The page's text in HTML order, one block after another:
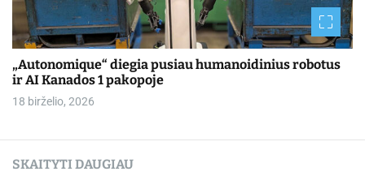
„Autonomique“ diegia pusiau humanoidinius robotus
ir AI Kanados 1 pakopoje
18 birželio, 2026
SKAITYTI DAUGIAU